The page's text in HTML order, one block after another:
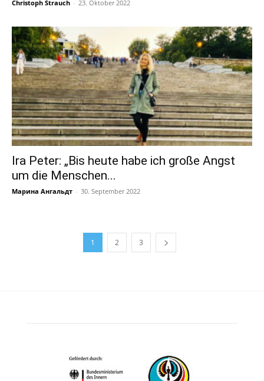
Christoph Strauch - 23. Oktober 2022
Ira Peter: „Bis heute habe ich große Angst
um die Menschen...
Марина Ангальдт - 30. September 2022
1 2 3